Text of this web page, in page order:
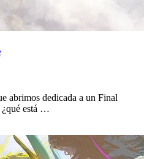
abrimos dedicada a un Final
¿qué está …